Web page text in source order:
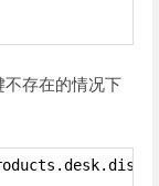
存在的情况下